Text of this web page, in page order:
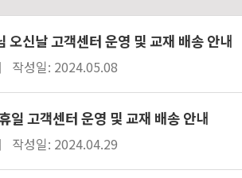
신날 고객센터 운영 및 교재 배송 안내
작성일: 2024.05.08
고객센터 운영 및 교재 배송 안내
작성일: 2024.04.29